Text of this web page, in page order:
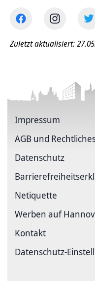
Zuletzt aktualisiert:
Impressum
AGB und
Datenschutz
Netiquette
Werben auf
Kontakt
Datenschutz-